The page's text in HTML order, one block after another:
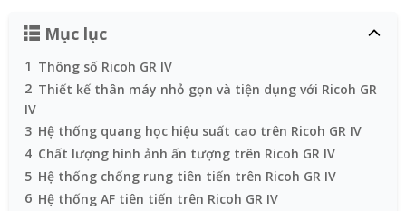
Mục lục
1 Thông số Ricoh GR IV
2 Thiết kế thân máy nhỏ gọn và tiện dụng với Ricoh GR
IV
3 Hệ thống quang học hiệu suất cao trên Ricoh GR IV
4 Chất lượng hình ảnh ấn tượng trên Ricoh GR IV
5 Hệ thống chống rung tiên tiến trên Ricoh GR IV
6 Hệ thống AF tiên tiến trên Ricoh GR IV